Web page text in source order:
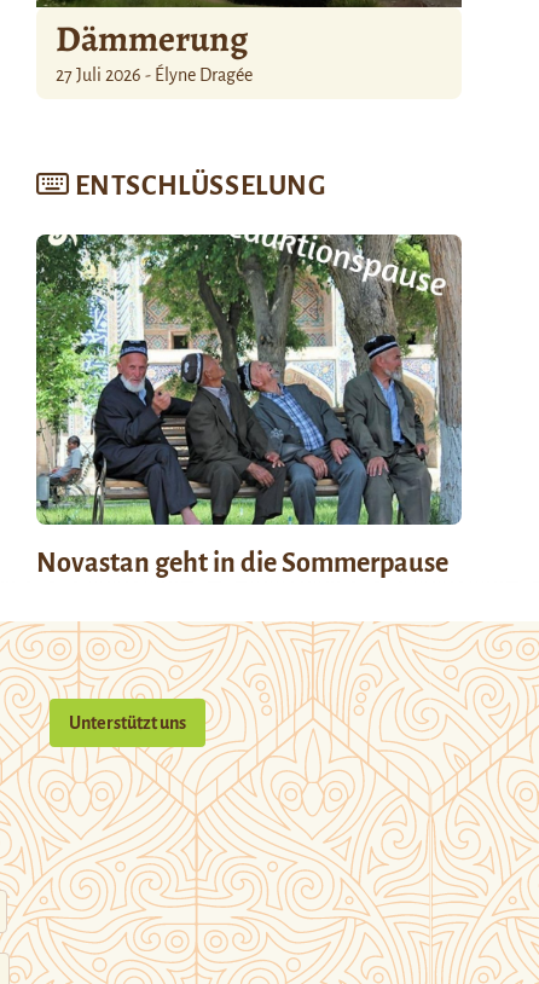
Dämmerung
27 Juli 2026 - Élyne Dragée
ENTSCHLÜSSELUNG
Novastan geht in die Sommerpause
Unterstützt uns